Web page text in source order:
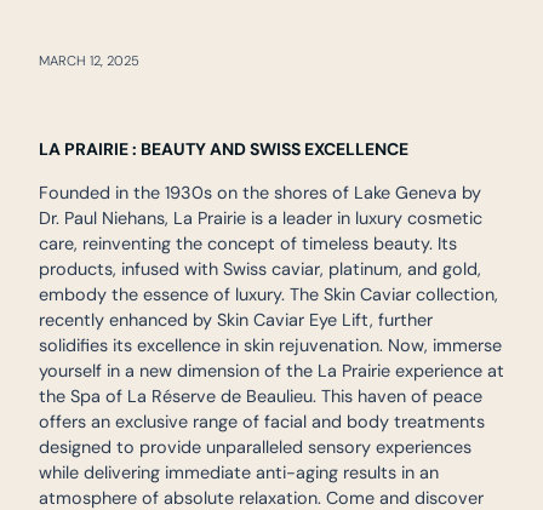
MARCH 12, 2025
LA PRAIRIE : BEAUTY AND SWISS EXCELLENCE
Founded in the 1930s on the shores of Lake Geneva by
Dr. Paul Niehans, La Prairie is a leader in luxury cosmetic
care, reinventing the concept of timeless beauty. Its
products, infused with Swiss caviar, platinum, and gold,
embody the essence of luxury. The Skin Caviar collection,
recently enhanced by Skin Caviar Eye Lift, further
solidifies its excellence in skin rejuvenation. Now, immerse
yourself in a new dimension of the La Prairie experience at
the Spa of La Réserve de Beaulieu. This haven of peace
offers an exclusive range of facial and body treatments
designed to provide unparalleled sensory experiences
while delivering immediate anti-aging results in an
atmosphere of absolute relaxation. Come and discover